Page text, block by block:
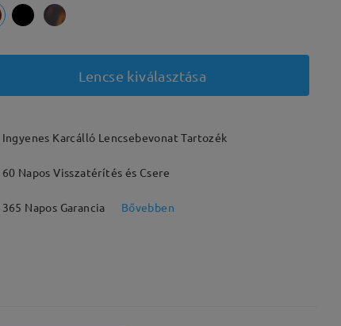
Lencse kiválasztása
Ingyenes Karcálló Lencsebevonat Tartozék
60 Napos Visszatérítés és Csere
365 Napos Garancia Bővebben